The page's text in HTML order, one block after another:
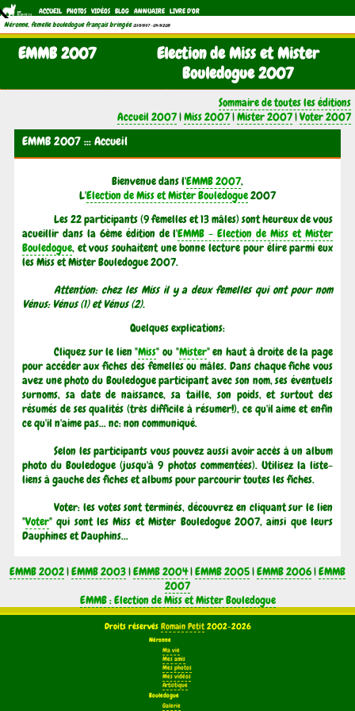
ACCUEIL PHOTOS VIDÉOS BLOG ANNUAIRE LIVRE D'OR
Néronne, femelle bouledogue français bringée (21/11/1997 - 04/11/2011)
EMMB 2007
Election de Miss et Mister
Bouledogue 2007
Sommaire de toutes les éditions
Accueil 2007|Miss 2007|Mister 2007|Voter 2007
EMMB 2007 ::: Accueil
Bienvenue dans l'EMMB 2007,
L'Election de Miss et Mister Bouledogue2007
Les 22 participants (9 femelles et 13 mâles) sont heureux de vous
acueillir dans la 6ème édition de l'EMMB - Election de Miss et Mister
Bouledogue, et vous souhaitent une bonne lecture pour élire parmi eux
les Miss et Mister Bouledogue 2007.
Attention: chez les Miss il y a deux femelles qui ont pour nom
Vénus: Vénus (1) et Vénus (2).
Quelques explications:
Cliquez sur le lien "Miss" ou "Mister" en haut à droite de la page
pour accéder aux fiches des femelles ou mâles. Dans chaque fiche vous
avez une photo du Bouledogue participant avec son nom, ses éventuels
surnoms, sa date de naissance, sa taille, son poids, et surtout des
résumés de ses qualités (très difficile à résumer!), ce qu'il aime et enfin
ce qu'il n'aime pas... nc: non communiqué.
Selon les participants vous pouvez aussi avoir accès à un album
photo du Bouledogue (jusqu'à 9 photos commentées). Utilisez la liste-
liens à gauche des fiches et albums pour parcourir toutes les fiches.
Voter: les votes sont terminés, découvrez en cliquant sur le lien
"Voter" qui sont les Miss et Mister Bouledogue 2007, ainsi que leurs
Dauphines et Dauphins...
EMMB 2002|EMMB 2003|EMMB 2004|EMMB 2005|EMMB 2006|EMMB
2007
EMMB : Election de Miss et Mister Bouledogue
Droits réservés Romain Petit2002-2026
Néronne
Ma vie
Mes amis
Mes photos
Mes vidéos
Artistique
Bouledogue
Galerie